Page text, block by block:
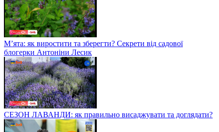
М’ята: як виростити та зберегти? Секрети від садової
блогерки Антоніни Лесик
СЕЗОН ЛАВАНДИ: як правильно висаджувати та доглядати?